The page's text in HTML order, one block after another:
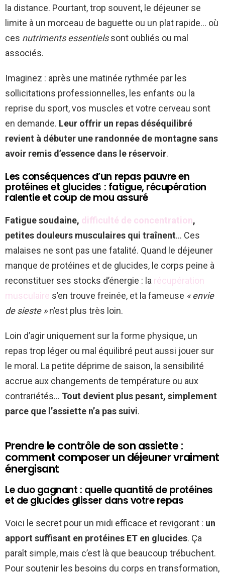
la distance. Pourtant, trop souvent, le déjeuner se
limite à un morceau de baguette ou un plat rapide… où
ces nutriments essentielssont oubliés ou mal
associés.
Imaginez : après une matinée rythmée par les
sollicitations professionnelles, les enfants ou la
reprise du sport, vos muscles et votre cerveau sont
en demande. Leur offrir un repas déséquilibré
revient à débuter une randonnée de montagne sans
avoir remis d’essence dans le réservoir.
Les conséquences d’un repas pauvre en
protéines et glucides : fatigue, récupération
ralentie et coup de mou assuré
Fatigue soudaine, difficulté de concentration,
petites douleurs musculaires qui traînent… Ces
malaises ne sont pas une fatalité. Quand le déjeuner
manque de protéines et de glucides, le corps peine à
reconstituer ses stocks d’énergie : la récupération
musculaire s’en trouve freinée, et la fameuse « envie
de sieste »n’est plus très loin.
Loin d’agir uniquement sur la forme physique, un
repas trop léger ou mal équilibré peut aussi jouer sur
le moral. La petite déprime de saison, la sensibilité
accrue aux changements de température ou aux
contrariétés… Tout devient plus pesant, simplement
parce que l’assiette n’a pas suivi.
Prendre le contrôle de son assiette :
comment composer un déjeuner vraiment
énergisant
Le duo gagnant : quelle quantité de protéines
et de glucides glisser dans votre repas
Voici le secret pour un midi efficace et revigorant : un
apport suffisant en protéines ET en glucides. Ça
paraît simple, mais c’est là que beaucoup trébuchent.
Pour soutenir les besoins du corps en transformation,